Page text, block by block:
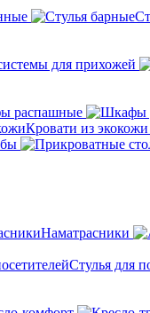
для прихожей
распашные
Кровати из экокожи
Наматрасники
Стулья для